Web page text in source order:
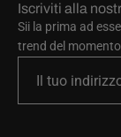
Iscriviti alla
Sii la prima ad
trend del